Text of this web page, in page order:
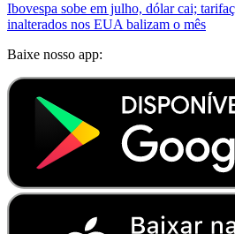
Ibovespa sobe em julho, dólar cai;
inalterados nos EUA balizam o mês
Baixe nosso app: